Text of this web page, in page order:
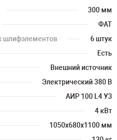
300 мм
ФАТ
шлифэлементов
6 штук
Есть
Внешний источник
Электрический 380 В
АИР 100 L4 У3
4 кВт
1050х680х1100 мм